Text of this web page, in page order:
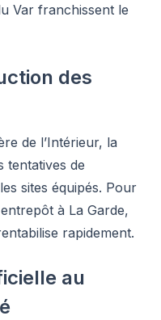
Var franchissent le
des
de l’Intérieur, la
tentatives de
sites équipés. Pour
à La Garde,
rapidement.
au